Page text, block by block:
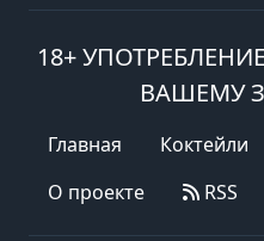
18+
ВАШЕМУ
Главная Коктейли
О проекте
RSS